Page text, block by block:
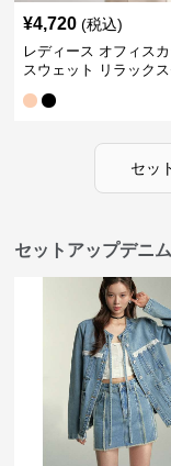
¥4,720 (税込)
レディース オフィス
スウェット リラック
セッ
セットアップデニ